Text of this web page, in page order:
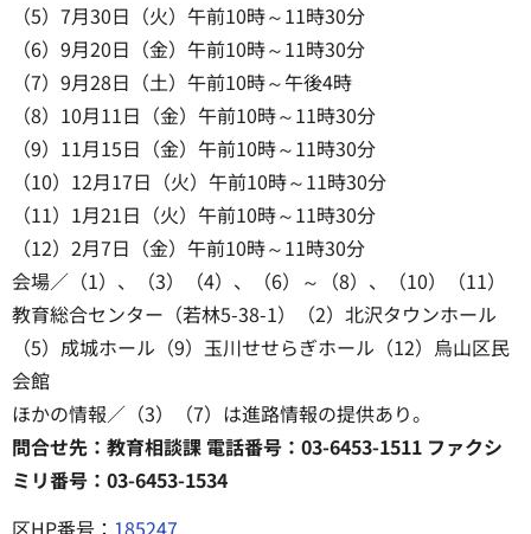
（5）7月30日（火）午前10時～11時30分
（6）9月20日（金）午前10時～11時30分
（7）9月28日（土）午前10時～午後4時
（8）10月11日（金）午前10時～11時30分
（9）11月15日（金）午前10時～11時30分
（10）12月17日（火）午前10時～11時30分
（11）1月21日（火）午前10時～11時30分
（12）2月7日（金）午前10時～11時30分
会場／（1）、（3）（4）、（6）～（8）、（10）（11）
教育総合センター（若林5-38-1）（2）北沢タウンホール
（5）成城ホール（9）玉川せせらぎホール（12）烏山区民
会館
ほかの情報／（3）（7）は進路情報の提供あり。
問合せ先：教育相談課 電話番号：03-6453-1511 ファクシ
ミリ番号：03-6453-1534
区HP番号： 185247